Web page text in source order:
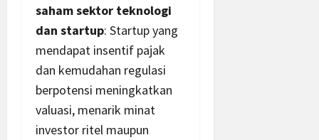
saham sektor teknologi
dan startup: Startup yang
mendapat insentif pajak
dan kemudahan regulasi
berpotensi meningkatkan
valuasi, menarik minat
investor ritel maupun